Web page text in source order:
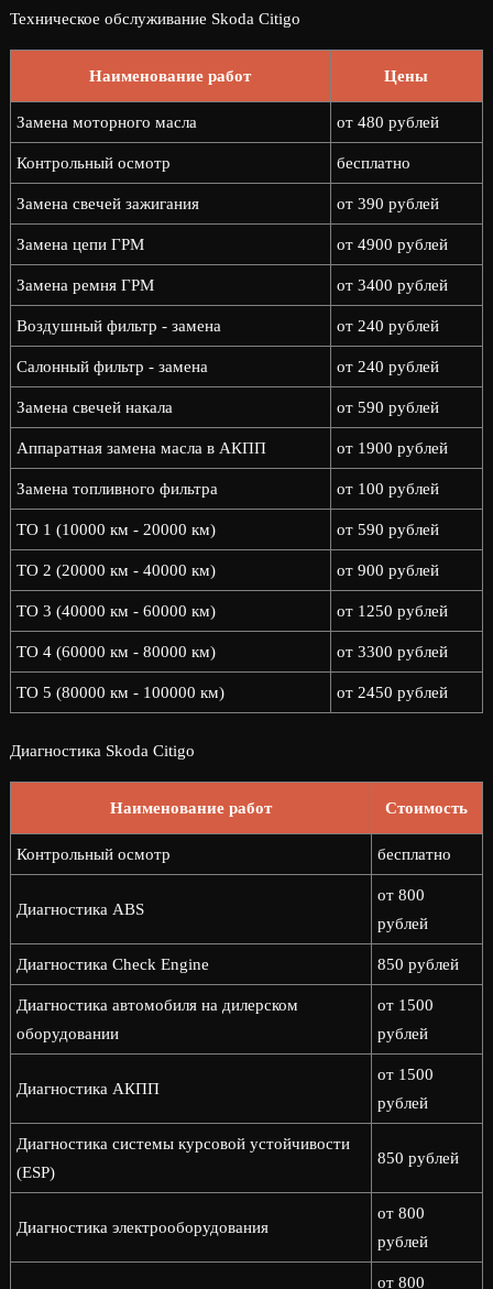
Техническое обслуживание Skoda Citigo
Наименование работ Цены
Замена моторного масла от 480 рублей
Контрольный осмотр бесплатно
Замена свечей зажигания от 390 рублей
Замена цепи ГРМ от 4900 рублей
Замена ремня ГРМ от 3400 рублей
Воздушный фильтр - замена от 240 рублей
Салонный фильтр - замена от 240 рублей
Замена свечей накала от 590 рублей
Аппаратная замена масла в АКПП от 1900 рублей
Замена топливного фильтра от 100 рублей
ТО 1 (10000 км - 20000 км) от 590 рублей
ТО 2 (20000 км - 40000 км) от 900 рублей
ТО 3 (40000 км - 60000 км) от 1250 рублей
ТО 4 (60000 км - 80000 км) от 3300 рублей
ТО 5 (80000 км - 100000 км) от 2450 рублей
Диагностика Skoda Citigo
Наименование работ Стоимость
Контрольный осмотр бесплатно
Диагностика ABS
от 800
рублей
Диагностика Check Engine 850 рублей
Диагностика автомобиля на дилерском
оборудовании
от 1500
рублей
Диагностика АКПП
от 1500
рублей
Диагностика системы курсовой устойчивости
(ESP)
850 рублей
Диагностика электрооборудования
от 800
рублей
от 800